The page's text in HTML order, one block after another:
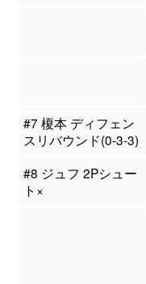
#7 榎本 ディフェン
スリバウンド(0-3-3)
#8 ジュフ 2Pシュー
ト×